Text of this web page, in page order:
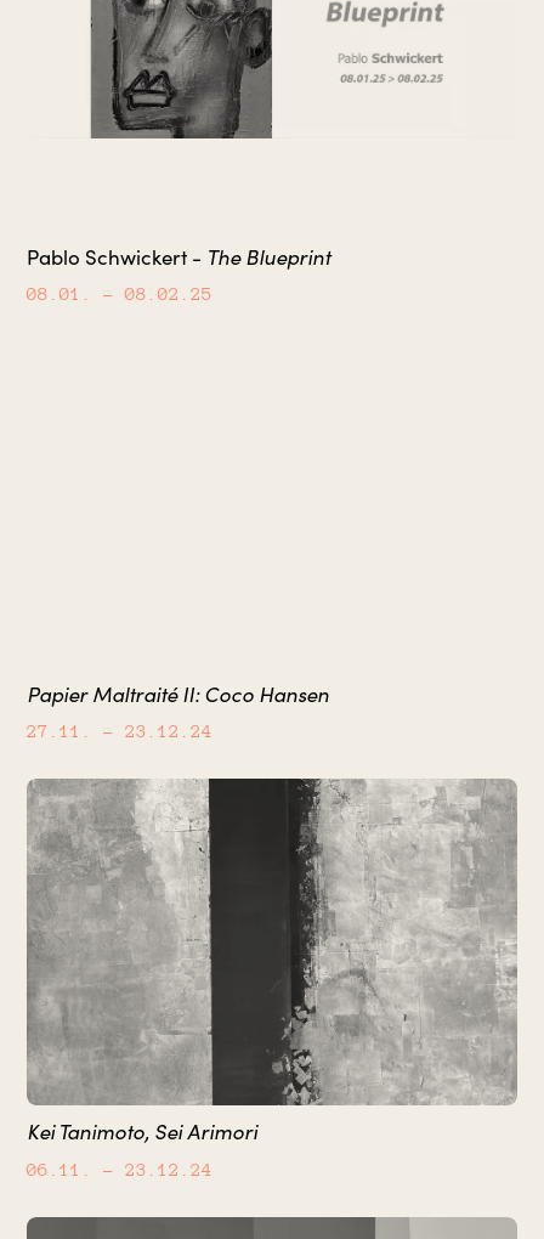
Pablo Schwickert - The Blueprint
08.01. – 08.02.25
Papier Maltraité II: Coco Hansen
27.11. – 23.12.24
Kei Tanimoto, Sei Arimori
06.11. – 23.12.24